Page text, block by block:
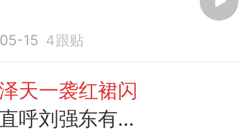
15 4跟贴
天一袭红裙闪
呼刘强东有眼